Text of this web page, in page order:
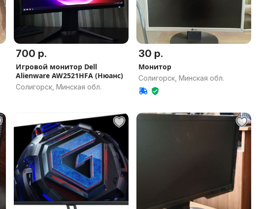
700 р.
Игровой монитор Dell
Alienware AW2521HFA (Нюанс)
Солигорск, Минская обл.
30 р.
Монитор
Солигорск, Минская обл.